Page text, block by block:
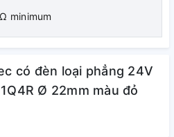
minimum
có đèn loại phẳng 24V
Ø 22mm màu đỏ